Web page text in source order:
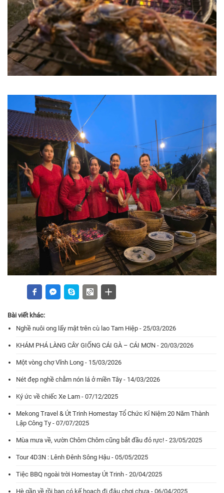
Bài viết khác:
Nghề nuôi ong lấy mật trên cù lao Tam Hiệp - 25/03/2026
KHÁM PHÁ LÀNG CÂY GIỐNG CÁI GÀ – CÁI MƠN - 20/03/2026
Một vòng chợ Vĩnh Long - 15/03/2026
Nét đẹp nghề chằm nón lá ở miền Tây - 14/03/2026
Ký ức về chiếc Xe Lam - 07/12/2025
Mekong Travel & Út Trinh Homestay Tổ Chức Kỉ Niệm 20 Năm Thành
Lập Công Ty - 07/07/2025
Mùa mưa về, vườn Chôm Chôm cũng bắt đầu đỏ rực! - 23/05/2025
Tour 4D3N : Lênh Đênh Sông Hậu - 05/05/2025
Tiệc BBQ ngoài trời Homestay Út Trinh - 20/04/2025
Hè gần về rồi bạn có kế hoạch đi đâu chơi chưa - 06/04/2025